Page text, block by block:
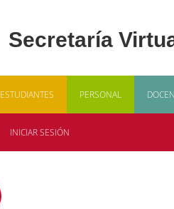
ESTUDIANTES PERSONAL
INICIAR SESIÓN